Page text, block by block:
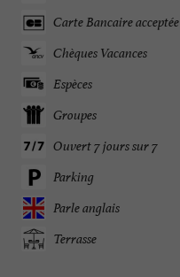
Carte Bancaire acceptée
Chèques Vacances
Espèces
Groupes
Ouvert 7 jours sur 7
Parking
Parle anglais
Terrasse